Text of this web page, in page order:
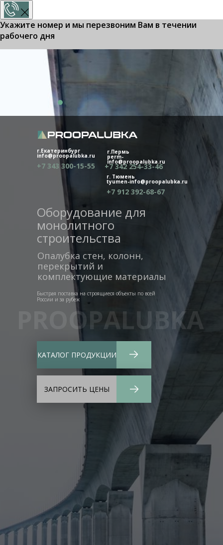
Укажите номер и мы перезвоним Вам в течении
рабочего дня
ПОЗВОНИТЕ МНЕ!
Или наберите нас:
+7 343 300-15-55
КАТАЛОГ ПРОДУКЦИИ
ЗАПРОСИТЬ ЦЕНЫ
Оборудование для
монолитного
строительства
PROOPALUBKA
+7 343 300-15-55
г.Екатеринбург
info@proopalubka.ru
+7 342 254-33-46
г.Пермь
perm-
info@proopalubka.ru
Опалубка стен, колонн,
перекрытий и
комплектующие материалы
Быстрая поставка на строящиеся объекты по всей
России и за рубеж
+7 912 392-68-67
г. Тюмень
tyumen-info@proopalubka.ru